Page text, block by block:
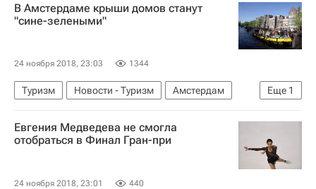
В Амстердаме крыши домов станут
"сине-зелеными"
24 ноября 2018, 23:03 1344
Еще 1
Туризм Новости - Туризм
Амстердам
Нидерланды
Евгения Медведева не смогла
отобраться в Финал Гран-при
24 ноября 2018, 23:01 440